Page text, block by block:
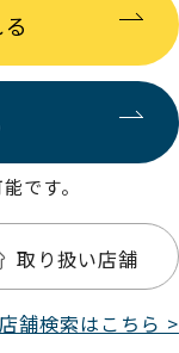
です。
取り扱い店舗
店舗検索はこちら >